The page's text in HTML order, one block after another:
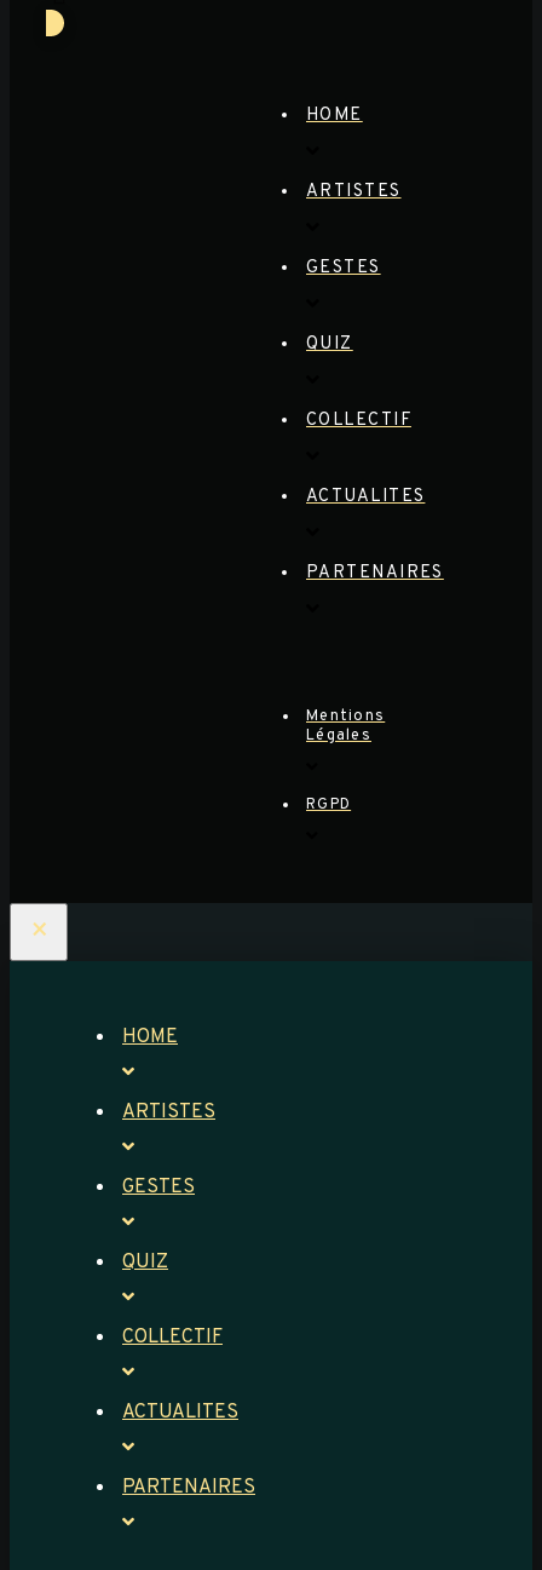
HOME
ARTISTES
GESTES
QUIZ
COLLECTIF
ACTUALITES
PARTENAIRES
Mentions
Légales
RGPD
×
HOME
ARTISTES
GESTES
QUIZ
COLLECTIF
ACTUALITES
PARTENAIRES